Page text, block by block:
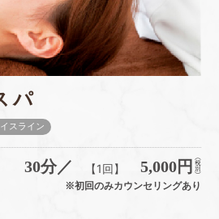
パ
スライン
30分／ 【1回】 5,000円
※初回のみカウンセリングあり